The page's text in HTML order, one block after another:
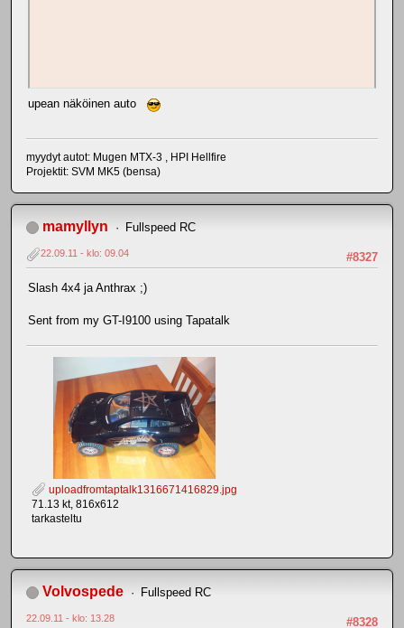
upean näköinen auto
myydyt autot: Mugen MTX-3 , HPI Hellfire
Projektit: SVM MK5 (bensa)
mamyllyn Fullspeed RC
#8327
22.09.11 - klo: 09.04
Slash 4x4 ja Anthrax ;)
Sent from my GT-I9100 using Tapatalk
uploadfromtaptalk1316671416829.jpg
71.13 kt, 816x612
tarkasteltu
Volvospede Fullspeed RC
#8328
22.09.11 - klo: 13.28